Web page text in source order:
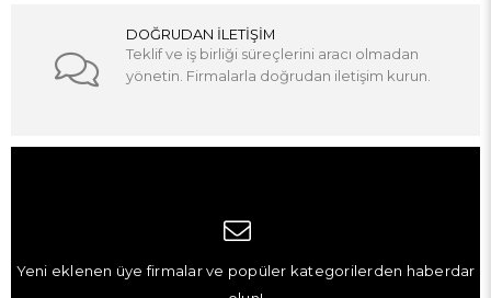
DOĞRUDAN İLETİŞİM
Teklif ve iş birliği süreçlerini aracı olmadan
yönetin. Firmalarla doğrudan iletişim kurun.
Yeni eklenen üye firmalar ve popüler kategorilerden haberdar